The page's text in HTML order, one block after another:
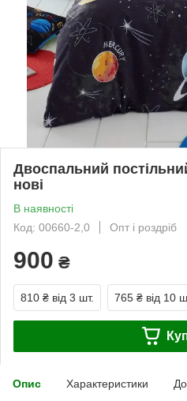
Двоспальний
нові
В наявності
Код: 00660-2,0
Опт і роздріб
900 ₴
810 ₴ від 3 шт. 765 ₴ від 10
Опис Характеристики